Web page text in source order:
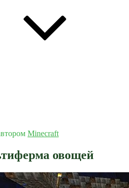
Minecraft
овощей